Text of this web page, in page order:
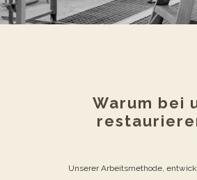
Warum bei
Unserer Arbeitsmethode,